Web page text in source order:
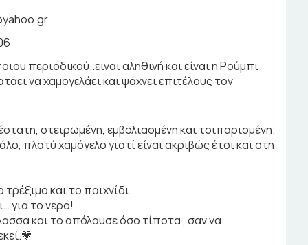
περιοδικού..ειναι αληθινή και είναι η Ρούμπι
να χαμογελάει και ψάχνει επιτέλους τον
στειρωμένη, εμβολιασμένη και τσιπαρισμένη.
πλατύ χαμόγελο γιατί είναι ακριβώς έτσι και στη
τρέξιμο και το παιχνίδι.
για το νερό!
και το απόλαυσε όσο τίποτα , σαν να